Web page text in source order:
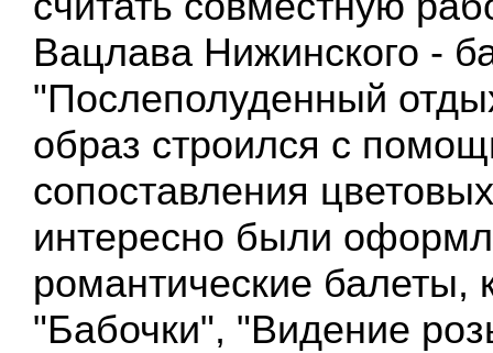
Вацлава Нижинского -
"Послеполуденный
образ строился с
сопоставления
интересно были
романтические балеты,
"Бабочки", "Видение